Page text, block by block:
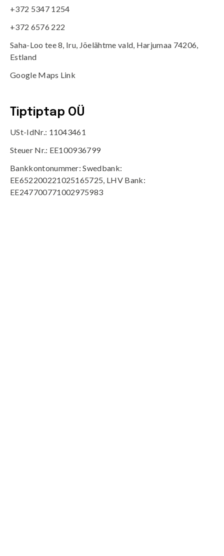
+372 5347 1254
+372 6576 222
Saha-Loo tee 8, Iru, Jõelähtme vald, Harjumaa 74206,
Estland
Google Maps Link
Tiptiptap OÜ
USt-IdNr.: 11043461
Steuer Nr.: EE100936799
Bankkontonummer: Swedbank:
EE652200221025165725, LHV Bank:
EE247700771002975983